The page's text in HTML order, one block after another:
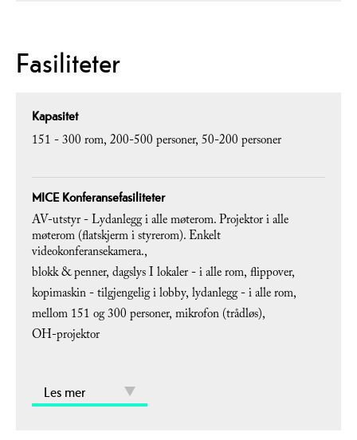
Fasiliteter
Kapasitet
151 - 300 rom 200-500 personer 50-200 personer
MICE Konferansefasiliteter
AV-utstyr -Lydanlegg i alle møterom. Projektor i alle
møterom (flatskjerm i styrerom). Enkelt
videokonferansekamera.
blokk & penner dagslys I lokaler -i alle rom flippover
kopimaskin -tilgjengelig i lobby lydanlegg -i alle rom
mellom 151 og 300 personer mikrofon (trådløs)
OH-projektor
Les mer